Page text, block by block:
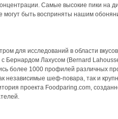
Самые высокие пики на
могут быть восприняты нашим
для исследований в области
с Бернардом Лахусом (Bernard
более 1000 профилей различных
независимые шеф-повара, так и
проекта Foodparing.com,